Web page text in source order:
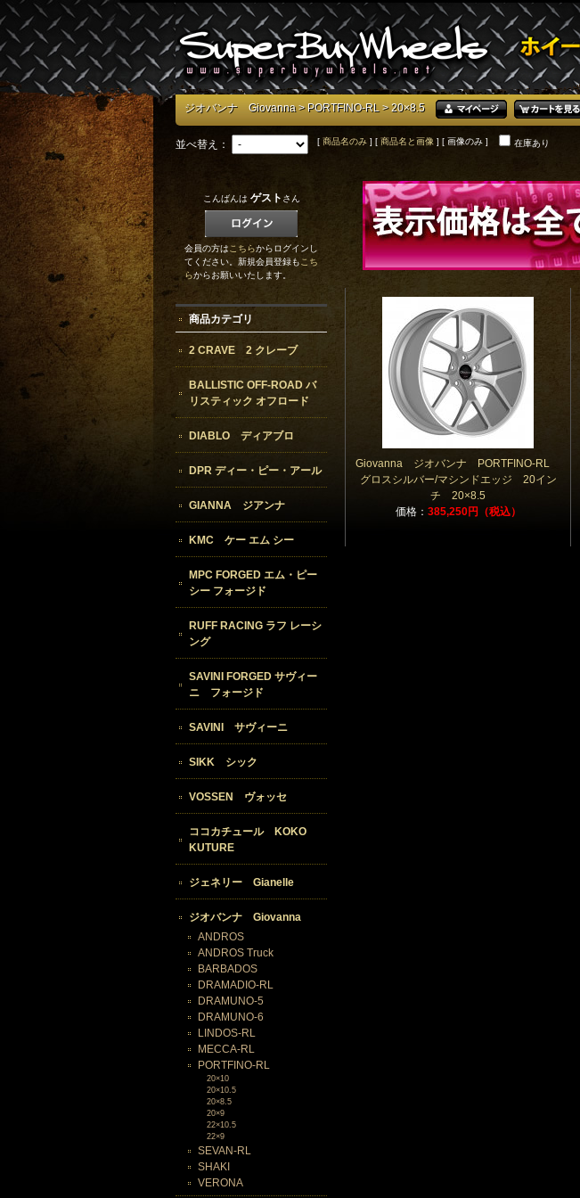
ジオバンナ Giovanna > PORTFINO-RL > 20×8.5
並べ替え： [ 商品名のみ ] [ 商品名と画像 ] [ 画像のみ ] 在庫あり
Giovanna ジオバンナ PORTFINO-RL
グロスシルバー/マシンドエッジ 20イン
チ 20×8.5
価格： 385,250円（税込）
こんばんは ゲスト さん
会員の方はこちらからログインし
てください。新規会員登録もこち
らからお願いいたします。
商品カテゴリ
2 CRAVE 2 クレーブ
BALLISTIC OFF-ROAD バ
リスティック オフロード
DIABLO ディアブロ
DPR ディー・ピー・アール
GIANNA ジアンナ
KMC ケー エム シー
MPC FORGED エム・ピー
シー フォージド
RUFF RACING ラフ レーシ
ング
SAVINI FORGED サヴィー
ニ フォージド
SAVINI サヴィーニ
SIKK シック
VOSSEN ヴォッセ
ココカチュール KOKO
KUTURE
ジェネリー Gianelle
ジオバンナ Giovanna
ANDROS
ANDROS Truck
BARBADOS
DRAMADIO-RL
DRAMUNO-5
DRAMUNO-6
LINDOS-RL
MECCA-RL
PORTFINO-RL
20×10
20×10.5
20×8.5
20×9
22×10.5
22×9
SEVAN-RL
SHAKI
VERONA